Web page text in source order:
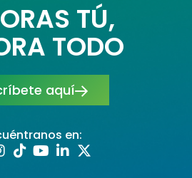
TÚ,
TODO
aquí
en: